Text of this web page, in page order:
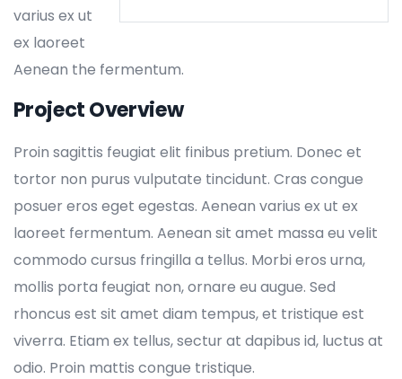
varius ex ut
ex laoreet
Aenean the fermentum.
Project Overview
Proin sagittis feugiat elit finibus pretium. Donec et
tortor non purus vulputate tincidunt. Cras congue
posuer eros eget egestas. Aenean varius ex ut ex
laoreet fermentum. Aenean sit amet massa eu velit
commodo cursus fringilla a tellus. Morbi eros urna,
mollis porta feugiat non, ornare eu augue. Sed
rhoncus est sit amet diam tempus, et tristique est
viverra. Etiam ex tellus, sectur at dapibus id, luctus at
odio. Proin mattis congue tristique.